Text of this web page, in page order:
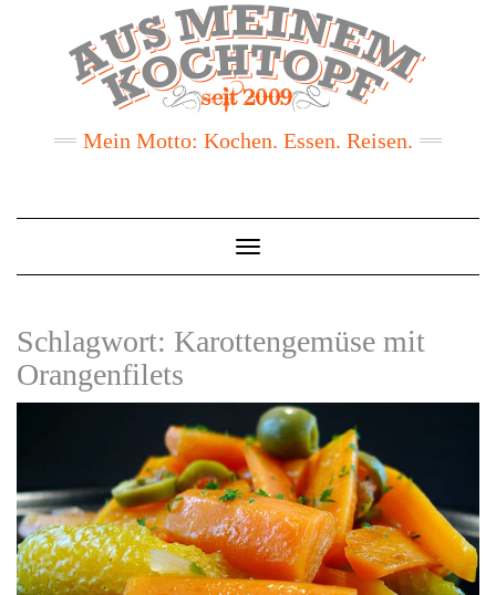
Mein Motto: Kochen. Essen. Reisen.
Toggle
Navigation
Schlagwort: Karottengemüse mit
Orangenfilets